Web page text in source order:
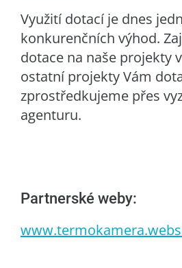
Využití dotací je dnes
konkurenčních výhod.
dotace na naše projekty
ostatní projekty Vám
zprostředkujeme přes
agenturu.
Partnerské weby: